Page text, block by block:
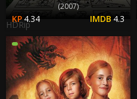
(2007)
4.34 4.3
HDRip